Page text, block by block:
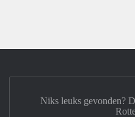
Niks leuks gevonden?